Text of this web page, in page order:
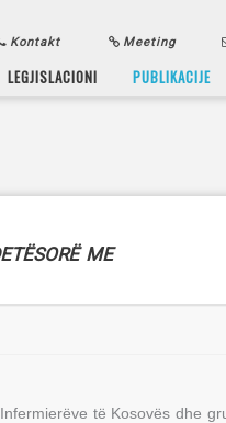
Kontakt Meeting
LEGJISLACIONI PUBLIKACIJE
ME
të Kosovës dhe